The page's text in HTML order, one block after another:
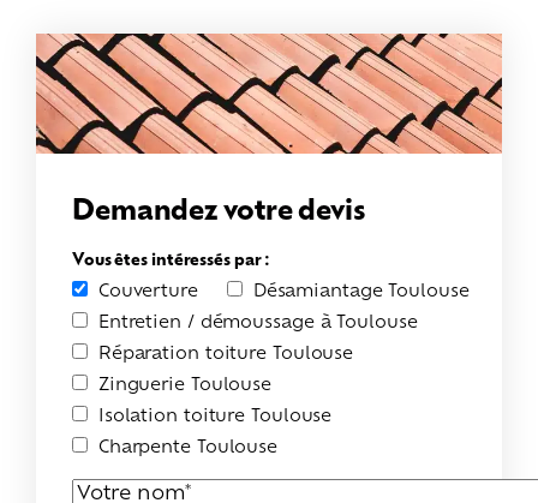
Demandez votre devis
Vous êtes intéressés par :
Couverture
Désamiantage Toulouse
Entretien / démoussage à Toulouse
Réparation toiture Toulouse
Zinguerie Toulouse
Isolation toiture Toulouse
Charpente Toulouse